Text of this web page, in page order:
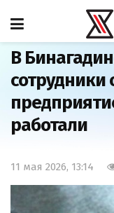
Главная Общество
В
сотрудники
работали
11 мая 2026, 13:14